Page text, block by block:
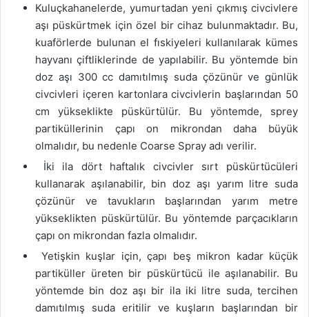
Kuluçkahanelerde, yumurtadan yeni çıkmış civcivlere
aşı püskürtmek için özel bir cihaz bulunmaktadır. Bu,
kuaförlerde bulunan el fıskiyeleri kullanılarak kümes
hayvanı çiftliklerinde de yapılabilir. Bu yöntemde bin
doz aşı 300 cc damıtılmış suda çözünür ve günlük
civcivleri içeren kartonlara civcivlerin başlarından 50
cm yükseklikte püskürtülür. Bu yöntemde, sprey
partiküllerinin çapı on mikrondan daha büyük
olmalıdır, bu nedenle Coarse Spray adı verilir.
İki ila dört haftalık civcivler sırt püskürtücüleri
kullanarak aşılanabilir, bin doz aşı yarım litre suda
çözünür ve tavukların başlarından yarım metre
yükseklikten püskürtülür. Bu yöntemde parçacıkların
çapı on mikrondan fazla olmalıdır.
Yetişkin kuşlar için, çapı beş mikron kadar küçük
partiküller üreten bir püskürtücü ile aşılanabilir. Bu
yöntemde bin doz aşı bir ila iki litre suda, tercihen
damıtılmış suda eritilir ve kuşların başlarından bir